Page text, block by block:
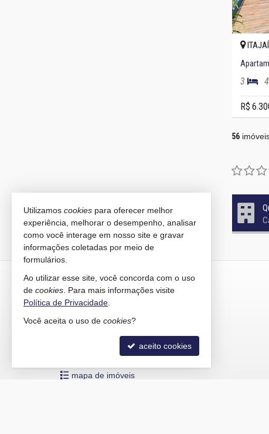
3 4
R$
56
KAIRÓS IMÓVEIS
Rua 1121, 100
Balneário Camboriú /
indicadores financeiros
mapa de imóveis
Utilizamos cookies para oferecer melhor
experiência, melhorar o desempenho, analisar
como você interage em nosso site e gravar
informações coletadas por meio de
formulários.
Ao utilizar esse site, você concorda com o uso
de cookies . Para mais informações visite
Política de Privacidade
Você aceita o uso de cookies?
aceito cookies